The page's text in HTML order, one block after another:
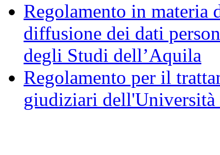
Regolamento in materia
diffusione dei dati
degli Studi dell’Aquila
Regolamento per il
giudiziari